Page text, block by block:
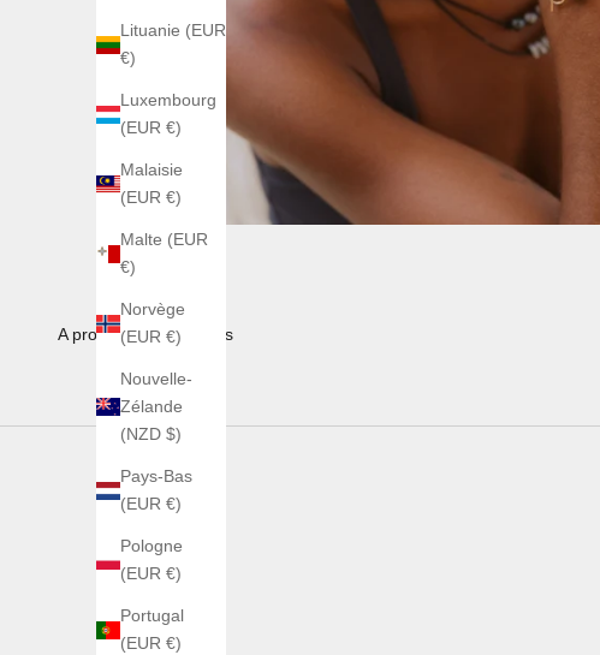
Lituanie (EUR
€)
Luxembourg
(EUR €)
Malaisie
(EUR €)
Malte (EUR
€)
Norvège
(EUR €)
Nouvelle-
Zélande
(NZD $)
Pays-Bas
(EUR €)
Pologne
(EUR €)
Portugal
(EUR €)
A propos de nos perles